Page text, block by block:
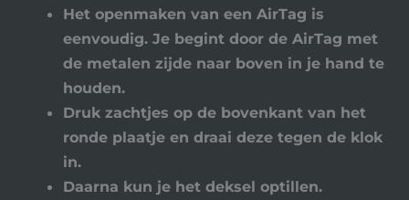
Het openmaken van een AirTag is
eenvoudig. Je begint door de AirTag met
de metalen zijde naar boven in je hand te
houden.
Druk zachtjes op de bovenkant van het
ronde plaatje en draai deze tegen de klok
in.
Daarna kun je het deksel optillen.